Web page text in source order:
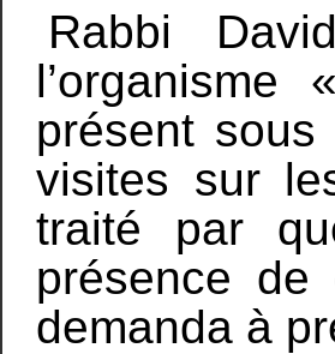
Rabbi
présent sous
visites sur
traité par
présence de
demanda à